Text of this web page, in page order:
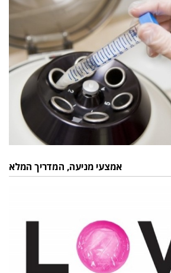
אמצעי מניעה, המדריך המלא